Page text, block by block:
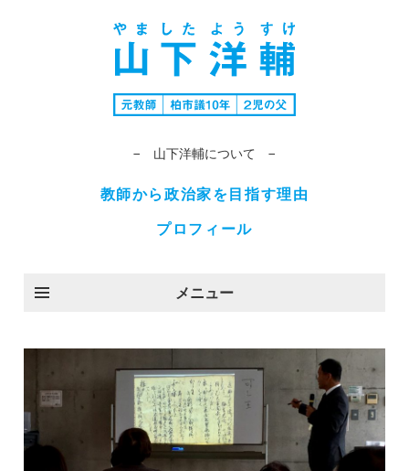
− 山下洋輔について −
教師から政治家を目指す理由
プロフィール
メニュー